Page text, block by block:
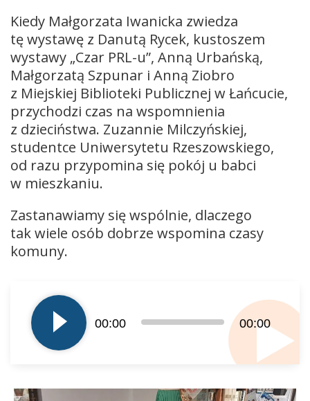
Kiedy Małgorzata Iwanicka zwiedza
tę wystawę z Danutą Rycek, kustoszem
wystawy „Czar PRL-u”, Anną Urbańską,
Małgorzatą Szpunar i Anną Ziobro
z Miejskiej Biblioteki Publicznej w Łańcucie,
przychodzi czas na wspomnienia
z dzieciństwa. Zuzannie Milczyńskiej,
studentce Uniwersytetu Rzeszowskiego,
od razu przypomina się pokój u babci
w mieszkaniu.
Zastanawiamy się wspólnie, dlaczego
tak wiele osób dobrze wspomina czasy
komuny.
plików
dźwiękowych
00:00 00:00